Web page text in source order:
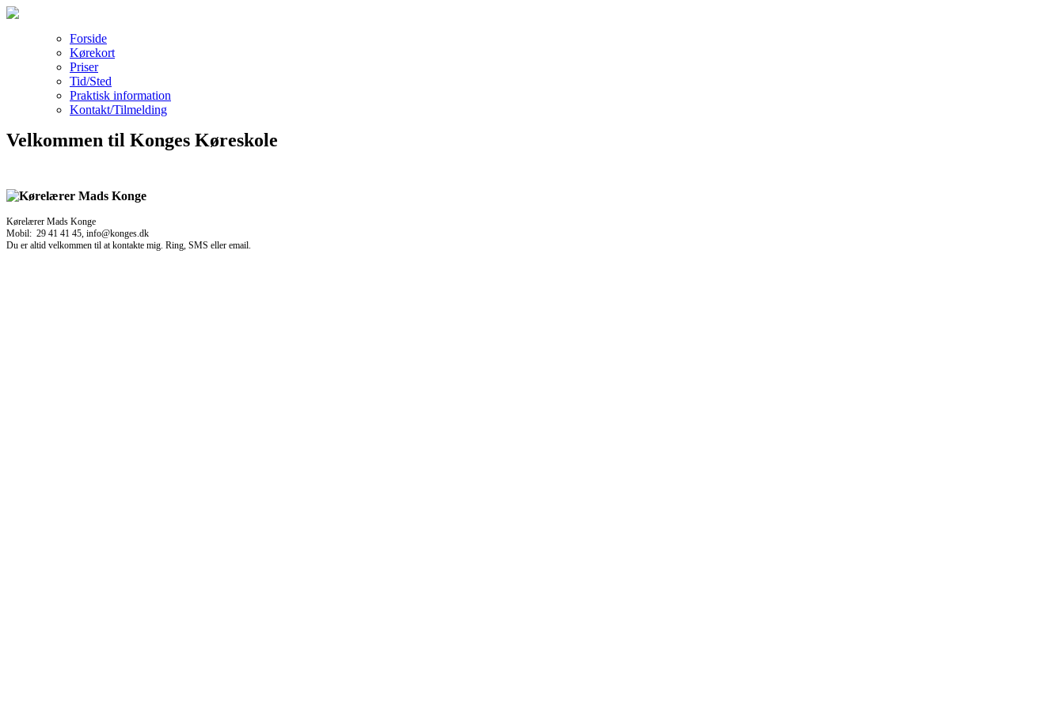
Forside
Kørekort
Priser
Tid/Sted
Praktisk information
Kontakt/Tilmelding
Velkommen til Konges Køreskole
Kørelærer Mads Konge
Mobil: 29 41 41 45, info@konges.dk
Du er altid velkommen til at kontakte mig. Ring, SMS eller email.